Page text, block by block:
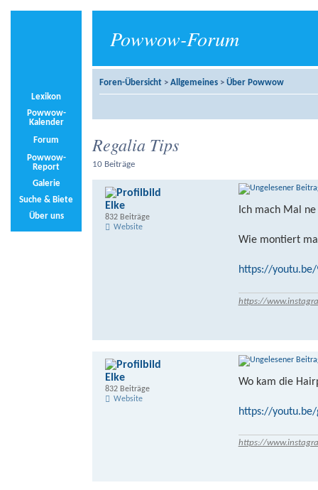
Powwow-Forum
Lexikon
Powwow-
Kalender
Forum
Powwow-
Report
Galerie
Suche & Biete
Über uns
Foren-Übersicht > Allgemeines > Über Powwow
Regalia Tips
10 Beiträge
Ich mach Mal
Wie montiert
https://youtu.be/
https://
Elke
832 Beiträge
Website
Wo kam die
https://youtu.be/
https://
Elke
832 Beiträge
Website